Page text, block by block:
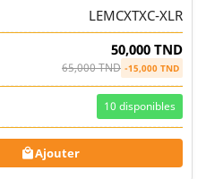
LEMCXTXC-XLR
50,000 TND
65,000 TND -15,000 TND
10 disponibles
Ajouter